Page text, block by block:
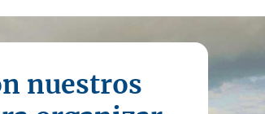
nuestros